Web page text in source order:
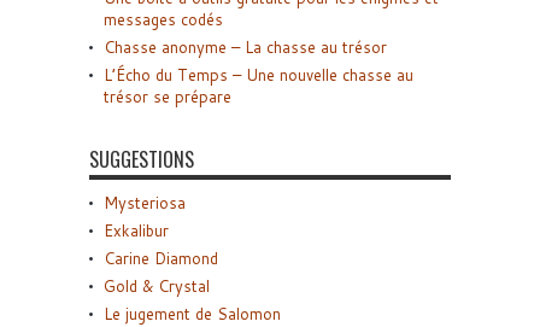
messages codés
Chasse anonyme – La chasse au trésor
L’Écho du Temps – Une nouvelle chasse au
trésor se prépare
SUGGESTIONS
Mysteriosa
Exkalibur
Carine Diamond
Gold & Crystal
Le jugement de Salomon